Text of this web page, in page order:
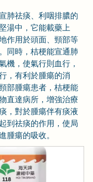
肺祛痰、利咽排膿的
湯中，它能載藥上
作用於頭面、頸部等
同時，桔梗能宣通肺
機，使氣行則血行，
，有利於腫瘍的消
部腫瘍患者，桔梗能
直達病所，增強治療
，對於腫瘍伴有痰液
到祛痰的作用，使局
腫瘍的吸收。